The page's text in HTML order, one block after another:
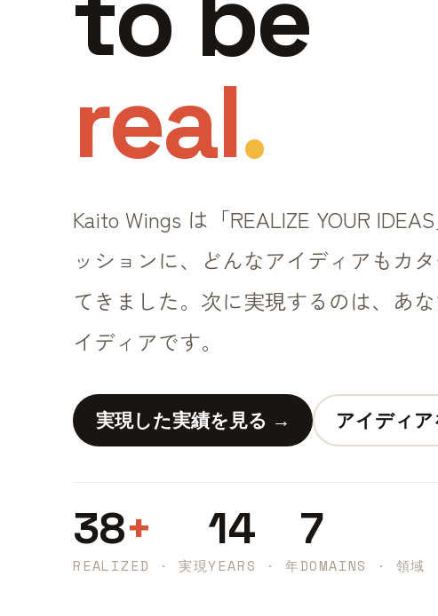
real.
Kaito Wings は「REALIZE YOUR
ッションに、どんなアイディアもカ
てきました。次に実現するのは、あ
イディアです。
実現した実績を見る → アイディ
38+
REALIZED · 実現
14
YEARS · 年
7
DOMAINS · 領域